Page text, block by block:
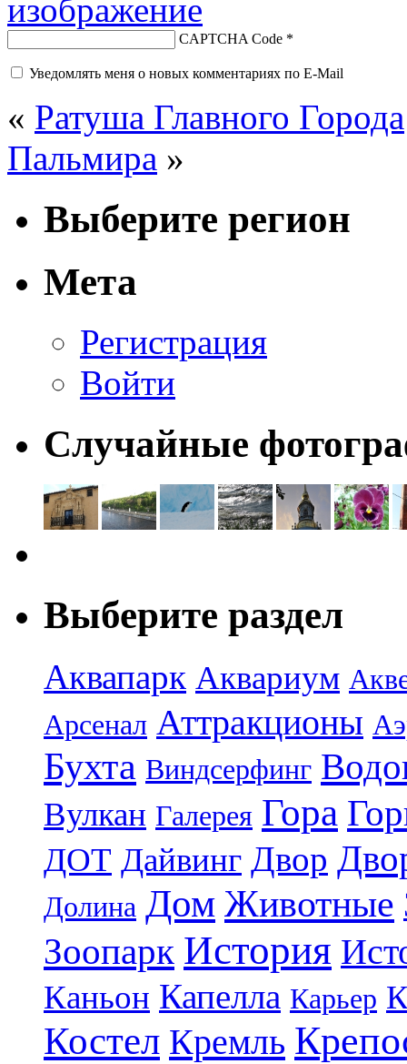
CAPTCHA Code *
Уведомлять меня о новых комментариях по E-Mail
« Ратуша Главного Города
Пальмира »
Выберите регион
Мета
Регистрация
Войти
Случайные
Выберите раздел
Аквапарк Аквариум
Арсенал Аттракционы
Бухта Виндсерфинг
Вулкан Галерея Гора
ДОТ Дайвинг Двор
Долина Дом Животные
Зоопарк История
Каньон Капелла Карьер
Костел Кремль